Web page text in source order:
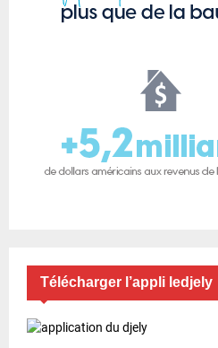
Télécharger l’appli ledjely